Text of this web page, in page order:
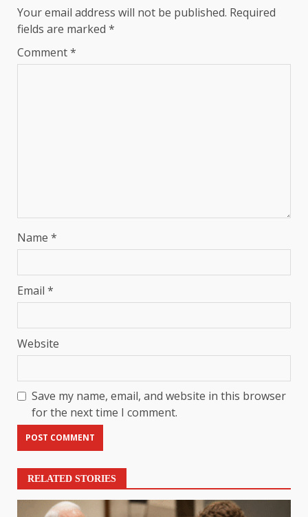
Your email address will not be published. Required
fields are marked *
Comment*
Name *
Email *
Website
Save my name, email, and website in this browser
for the next time I comment.
RELATED STORIES